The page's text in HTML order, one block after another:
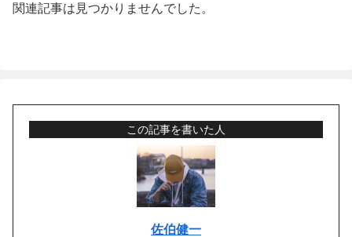
関連記事は見つかりませんでした。
この記事を書いた人
佐伯健一